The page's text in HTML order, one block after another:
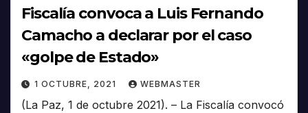
Fiscalía convoca a Luis Fernando
Camacho a declarar por el caso
«golpe de Estado»
1 OCTUBRE, 2021 WEBMASTER
(La Paz, 1 de octubre 2021). – La Fiscalía convocó